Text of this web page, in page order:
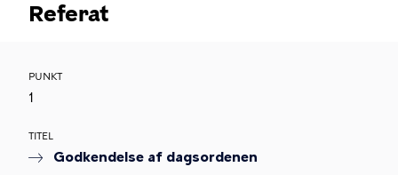
Referat
PUNKT
1
TITEL
Godkendelse af dagsordenen